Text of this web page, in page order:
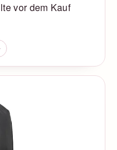
vor dem Kauf